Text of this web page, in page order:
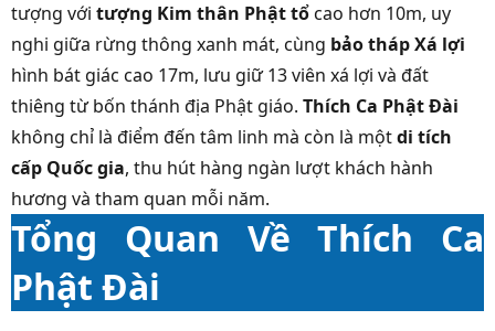
tượng với tượng Kim thân Phật tổcao hơn 10m, uy
nghi giữa rừng thông xanh mát, cùng bảo tháp Xá lợi
hình bát giác cao 17m, lưu giữ 13 viên xá lợi và đất
thiêng từ bốn thánh địa Phật giáo. Thích Ca Phật Đài
không chỉ là điểm đến tâm linh mà còn là mộtdi tích
cấp Quốc gia, thu hút hàng ngàn lượt khách hành
hương và tham quan mỗi năm.
Tổng Quan Về Thích Ca
Phật Đài